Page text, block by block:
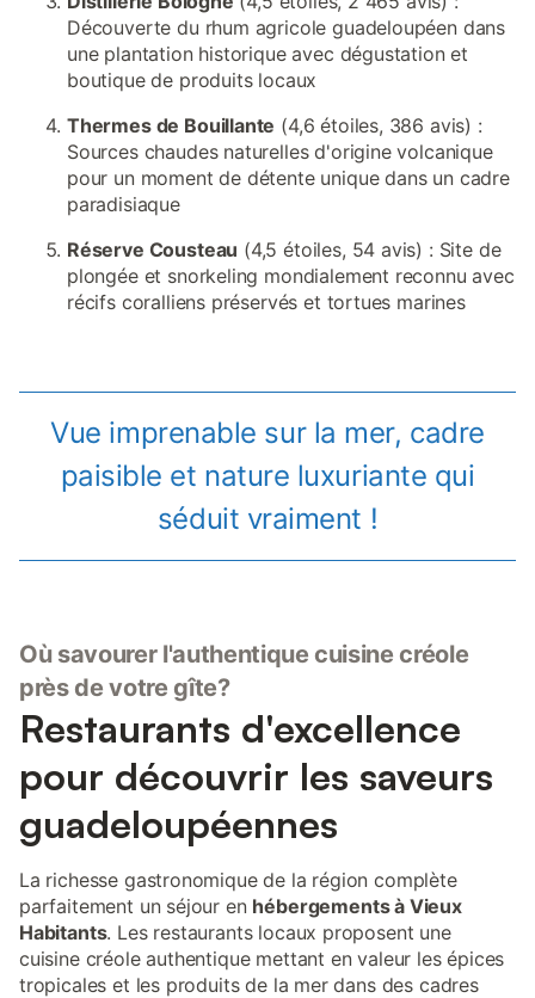
Découverte du rhum agricole guadeloupéen dans
une plantation historique avec dégustation et
boutique de produits locaux
Thermes de Bouillante (4,6 étoiles, 386 avis) :
Sources chaudes naturelles d'origine volcanique
pour un moment de détente unique dans un cadre
paradisiaque
Réserve Cousteau (4,5 étoiles, 54 avis) : Site de
plongée et snorkeling mondialement reconnu avec
récifs coralliens préservés et tortues marines
Vue imprenable sur la mer, cadre
paisible et nature luxuriante qui
séduit vraiment !
Où savourer l'authentique cuisine créole
près de votre gîte?
Restaurants d'excellence
pour découvrir les saveurs
guadeloupéennes
La richesse gastronomique de la région complète
parfaitement un séjour en hébergements à Vieux
Habitants. Les restaurants locaux proposent une
cuisine créole authentique mettant en valeur les épices
tropicales et les produits de la mer dans des cadres